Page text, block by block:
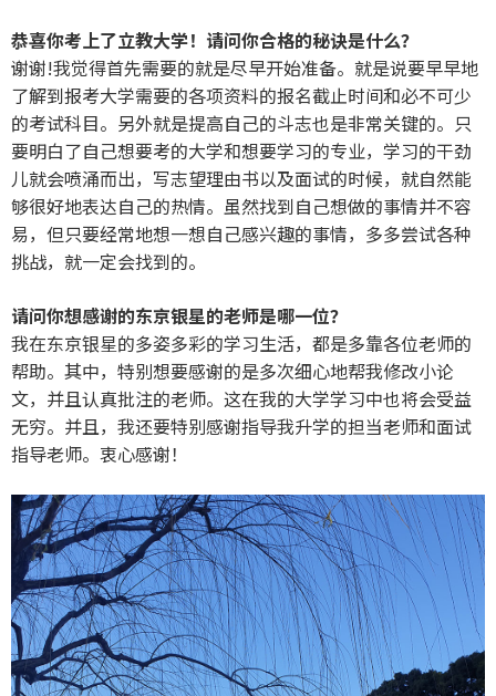
恭喜你考上了立教大学！请问你合格的秘诀是什么？
谢谢!我觉得首先需要的就是尽早开始准备。就是说要早早地
了解到报考大学需要的各项资料的报名截止时间和必不可少
的考试科目。另外就是提高自己的斗志也是非常关键的。只
要明白了自己想要考的大学和想要学习的专业，学习的干劲
儿就会喷涌而出，写志望理由书以及面试的时候，就自然能
够很好地表达自己的热情。虽然找到自己想做的事情并不容
易，但只要经常地想一想自己感兴趣的事情，多多尝试各种
挑战，就一定会找到的。
请问你想感谢的东京银星的老师是哪一位？
我在东京银星的多姿多彩的学习生活，都是多靠各位老师的
帮助。其中，特别想要感谢的是多次细心地帮我修改小论
文，并且认真批注的老师。这在我的大学学习中也将会受益
无穷。并且，我还要特别感谢指导我升学的担当老师和面试
指导老师。衷心感谢！